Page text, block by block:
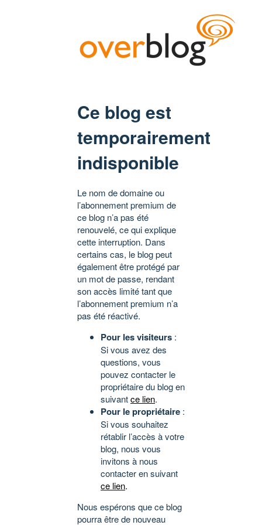
Ce blog est
temporairement
indisponible
Le nom de domaine ou
l’abonnement premium de
ce blog n’a pas été
renouvelé, ce qui explique
cette interruption. Dans
certains cas, le blog peut
également être protégé par
un mot de passe, rendant
son accès limité tant que
l’abonnement premium n’a
pas été réactivé.
Pour les visiteurs :
Si vous avez des
questions, vous
pouvez contacter le
propriétaire du blog en
suivantce lien.
Pour le propriétaire :
Si vous souhaitez
rétablir l’accès à votre
blog, nous vous
invitons à nous
contacter en suivant
ce lien.
Nous espérons que ce blog
pourra être de nouveau